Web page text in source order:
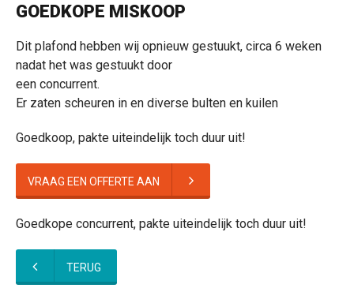
GOEDKOPE MISKOOP
Dit plafond hebben wij opnieuw gestuukt, circa 6 weken
nadat het was gestuukt door
een concurrent.
Er zaten scheuren in en diverse bulten en kuilen
Goedkoop, pakte uiteindelijk toch duur uit!
VRAAG EEN OFFERTE AAN
Goedkope concurrent, pakte uiteindelijk toch duur uit!
TERUG